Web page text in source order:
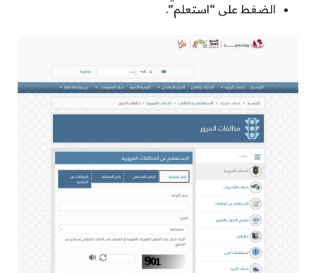
الضغط على “استعلم”.